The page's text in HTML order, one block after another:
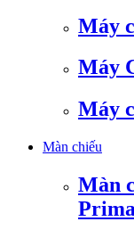
Máy
Máy
Máy
Màn chiếu
Màn
Prima